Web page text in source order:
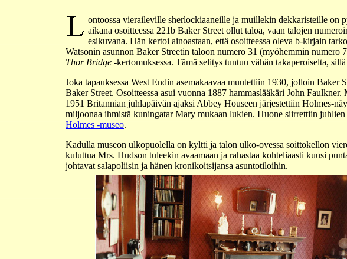
ontoossa vieraileville sherlockiaaneille ja muillekin dekkaristeille on
aikana osoitteessa 221b Baker Street ollut taloa, vaan talojen
esikuvana. Hän kertoi ainoastaan, että osoitteessa oleva b-kirjain
Watsonin asunnon Baker Streetin taloon numero 31 (myöhemmin
Thor Bridge -kertomuksessa. Tämä selitys tuntuu vähän takaperoiselta,
Joka tapauksessa West Endin asemakaavaa muutettiin 1930, jolloin
Baker Street. Osoitteessa asui vuonna 1887 hammaslääkäri John
1951 Britannian juhlapäivän ajaksi Abbey Houseen järjestettiin Holmes-
miljoonaa ihmistä kuningatar Mary mukaan lukien. Huone siirrettiin
Holmes -museo.
Kadulla museon ulkopuolella on kyltti ja talon ulko-ovessa soittokellon
kuluttua Mrs. Hudson tuleekin avaamaan ja rahastaa kohteliaasti kuusi
johtavat salapoliisin ja hänen kronikoitsijansa asuntotiloihin.